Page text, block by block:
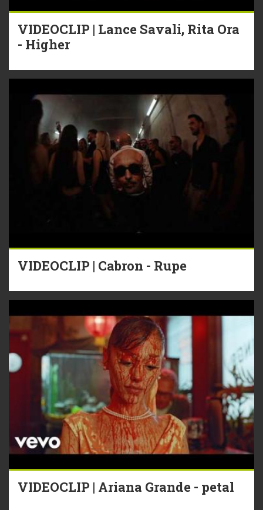
VIDEOCLIP | Lance Savali, Rita Ora
- Higher
VIDEOCLIP | Cabron - Rupe
VIDEOCLIP | Ariana Grande - petal